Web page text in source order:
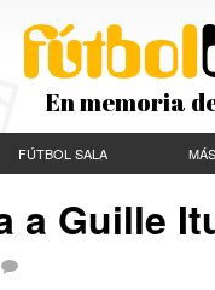
En memoria
FÚTBOL SALA
a Guille